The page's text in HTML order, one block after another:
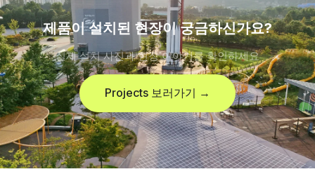
제품이 설치된 현장이 궁금하신가요?
실제 설치 사진과 현장 이야기를 확인하세요
Projects 보러가기 →